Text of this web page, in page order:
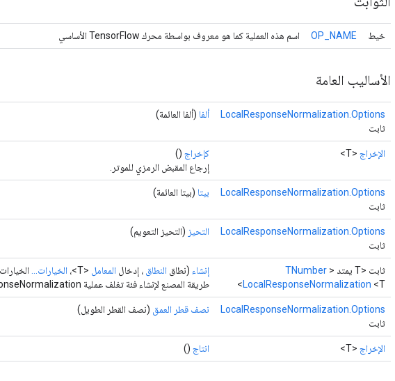
خيط OP_NAME اسم هذه العملية كما هو معروف بواسطة محرك TensorFlow الأساسي
الأساليب العامة
LocalResponseNormalization.Options
ثابت
ألفا (ألفا العائمة)
الإخراج <T> كإخراج ()
إرجاع المقبض الرمزي للموتر.
LocalResponseNormalization.Options
ثابت
بيتا (بيتا العائمة)
LocalResponseNormalization.Options
ثابت
التحيز (التحيز التعويم)
ثابت <T يمتد TNumber >
LocalResponseNormalization <T>
إنشاء (نطاق النطاق ، إدخال المعامل <T>، الخيارات...
طريقة المصنع لإنشاء فئة تغلف عملية LocalResponseNormalization جديدة.
LocalResponseNormalization.Options
ثابت
نصف قطر العمق (نصف القطر الطويل)
الإخراج <T> انتاج ()